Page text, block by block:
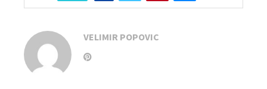
VELIMIR POPOVIC